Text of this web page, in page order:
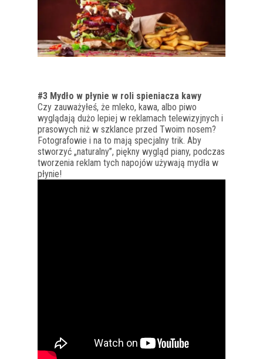
#3 Mydło w płynie w roli spieniacza kawy
Czy zauważyłeś, że mleko, kawa, albo piwo
wyglądają dużo lepiej w reklamach telewizyjnych i
prasowych niż w szklance przed Twoim nosem?
Fotografowie i na to mają specjalny trik. Aby
stworzyć „naturalny”, piękny wygląd piany, podczas
tworzenia reklam tych napojów używają mydła w
płynie!